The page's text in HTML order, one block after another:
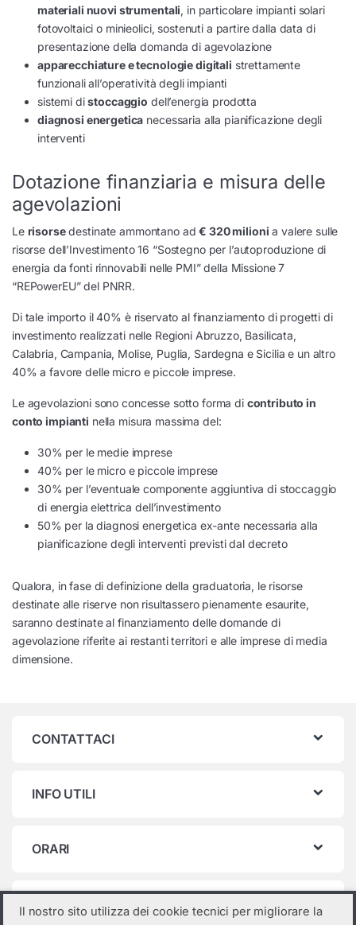
materiali nuovi strumentali, in particolare impianti solari
fotovoltaici o minieolici, sostenuti a partire dalla data di
presentazione della domanda di agevolazione
apparecchiature e tecnologie digitali strettamente
funzionali all’operatività degli impianti
sistemi distoccaggio dell’energia prodotta
diagnosi energetica necessaria alla pianificazione degli
interventi
Dotazione finanziaria e misura delle
agevolazioni
Le risorsedestinate ammontano ad€ 320 milioni a valere sulle
risorse dell’Investimento 16 “Sostegno per l’autoproduzione di
energia da fonti rinnovabili nelle PMI” della Missione 7
“REPowerEU” del PNRR.
Di tale importo il 40% è riservato al finanziamento di progetti di
investimento realizzati nelle Regioni Abruzzo, Basilicata,
Calabria, Campania, Molise, Puglia, Sardegna e Sicilia e un altro
40% a favore delle micro e piccole imprese.
Le agevolazioni sono concesse sotto forma di contributo in
conto impianti nella misura massima del:
30% per le medie imprese
40% per le micro e piccole imprese
30% per l’eventuale componente aggiuntiva di stoccaggio
di energia elettrica dell’investimento
50% per la diagnosi energetica ex-ante necessaria alla
pianificazione degli interventi previsti dal decreto
Qualora, in fase di definizione della graduatoria, le risorse
destinate alle riserve non risultassero pienamente esaurite,
saranno destinate al finanziamento delle domande di
agevolazione riferite ai restanti territori e alle imprese di media
dimensione.
CONTATTACI
INFO UTILI
ORARI
Categorie prodotto
Il nostro sito utilizza dei cookie tecnici per migliorare la